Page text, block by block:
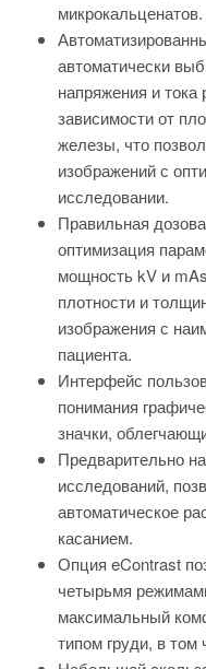
микрокальценатов.
автоматически
напряжения и тока
зависимости от
железы, что
изображений с
исследовании.
Правильная
оптимизация
мощность kV и
плотности и
изображения с
пациента.
Интерфейс
понимания
значки,
Предварительно
исследований,
автоматическое
касанием.
Опция eContrast
четырьмя
максимальный
типом груди, в том